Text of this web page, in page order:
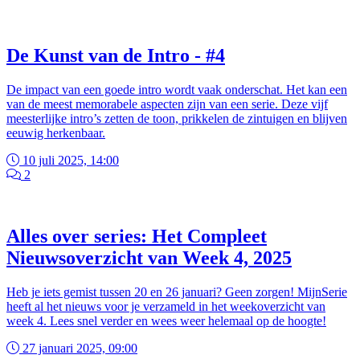
De Kunst van de Intro - #4
De impact van een goede intro wordt vaak onderschat. Het kan een
van de meest memorabele aspecten zijn van een serie. Deze vijf
meesterlijke intro’s zetten de toon, prikkelen de zintuigen en blijven
eeuwig herkenbaar.
10 juli 2025, 14:00
2
Alles over series: Het Compleet
Nieuwsoverzicht van Week 4, 2025
Heb je iets gemist tussen 20 en 26 januari? Geen zorgen! MijnSerie
heeft al het nieuws voor je verzameld in het weekoverzicht van
week 4. Lees snel verder en wees weer helemaal op de hoogte!
27 januari 2025, 09:00